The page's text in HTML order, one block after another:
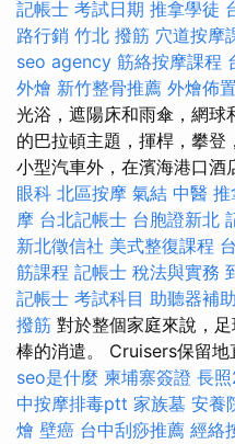
記帳士 考試日期 推拿學徒
路行銷 竹北 撥筋 穴道按摩
seo agency 筋絡按摩課程
外燴 新竹整骨推薦 外燴佈置
光浴，遮陽床和雨傘，網球
的巴拉頓主題，揮桿，攀登
小型汽車外，在濱海港口酒
眼科 北區按摩 氣結 中醫 推
摩 台北記帳士 台胞證新北
新北徵信社 美式整復課程
筋課程 記帳士 稅法與實務
記帳士 考試科目 助聽器補助
撥筋 對於整個家庭來說，
棒的消遣。 Cruisers保留
seo是什麼 柬埔寨簽證 長
中按摩排毒ptt 家族墓 安養
燴 壁癌 台中刮痧推薦 經絡